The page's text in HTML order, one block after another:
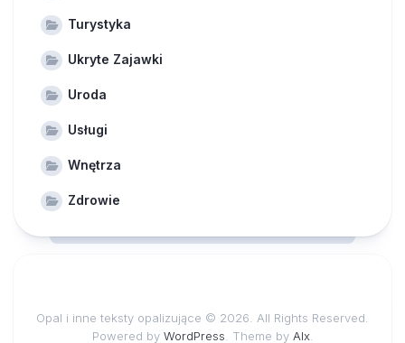
Turystyka
Ukryte Zajawki
Uroda
Usługi
Wnętrza
Zdrowie
Opal i inne teksty opalizujące © 2026. All Rights Reserved.
Powered by WordPress . Theme by Alx